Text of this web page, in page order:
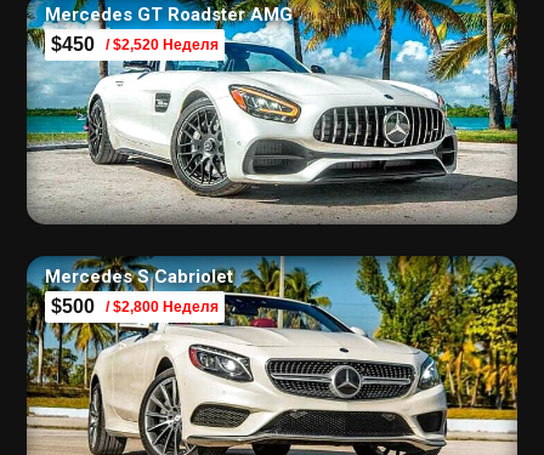
Mercedes GT Roadster AMG
$450 / $2,520 Неделя
Mercedes S Cabriolet
$500 / $2,800 Неделя